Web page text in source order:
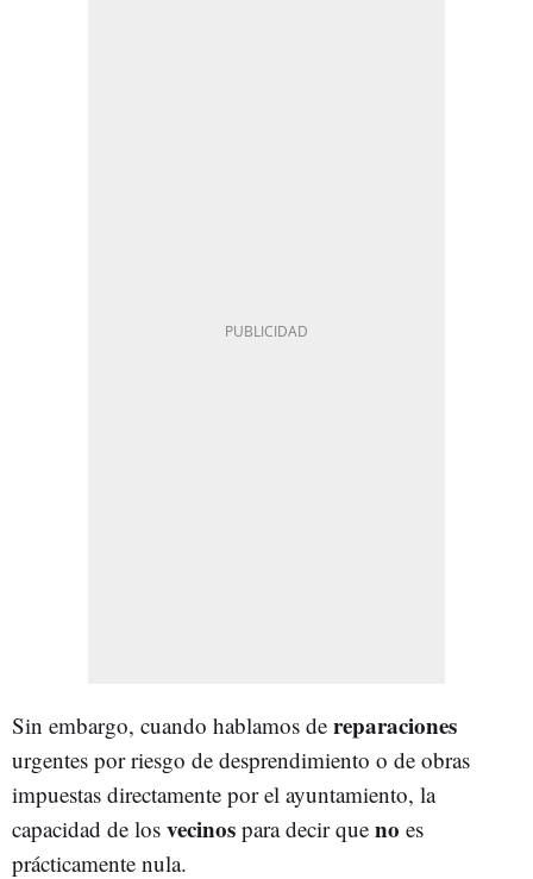
Sin embargo, cuando hablamos de reparaciones
urgentes por riesgo de desprendimiento o de obras
impuestas directamente por el ayuntamiento, la
capacidad de los vecinos para decir que no es
prácticamente nula.